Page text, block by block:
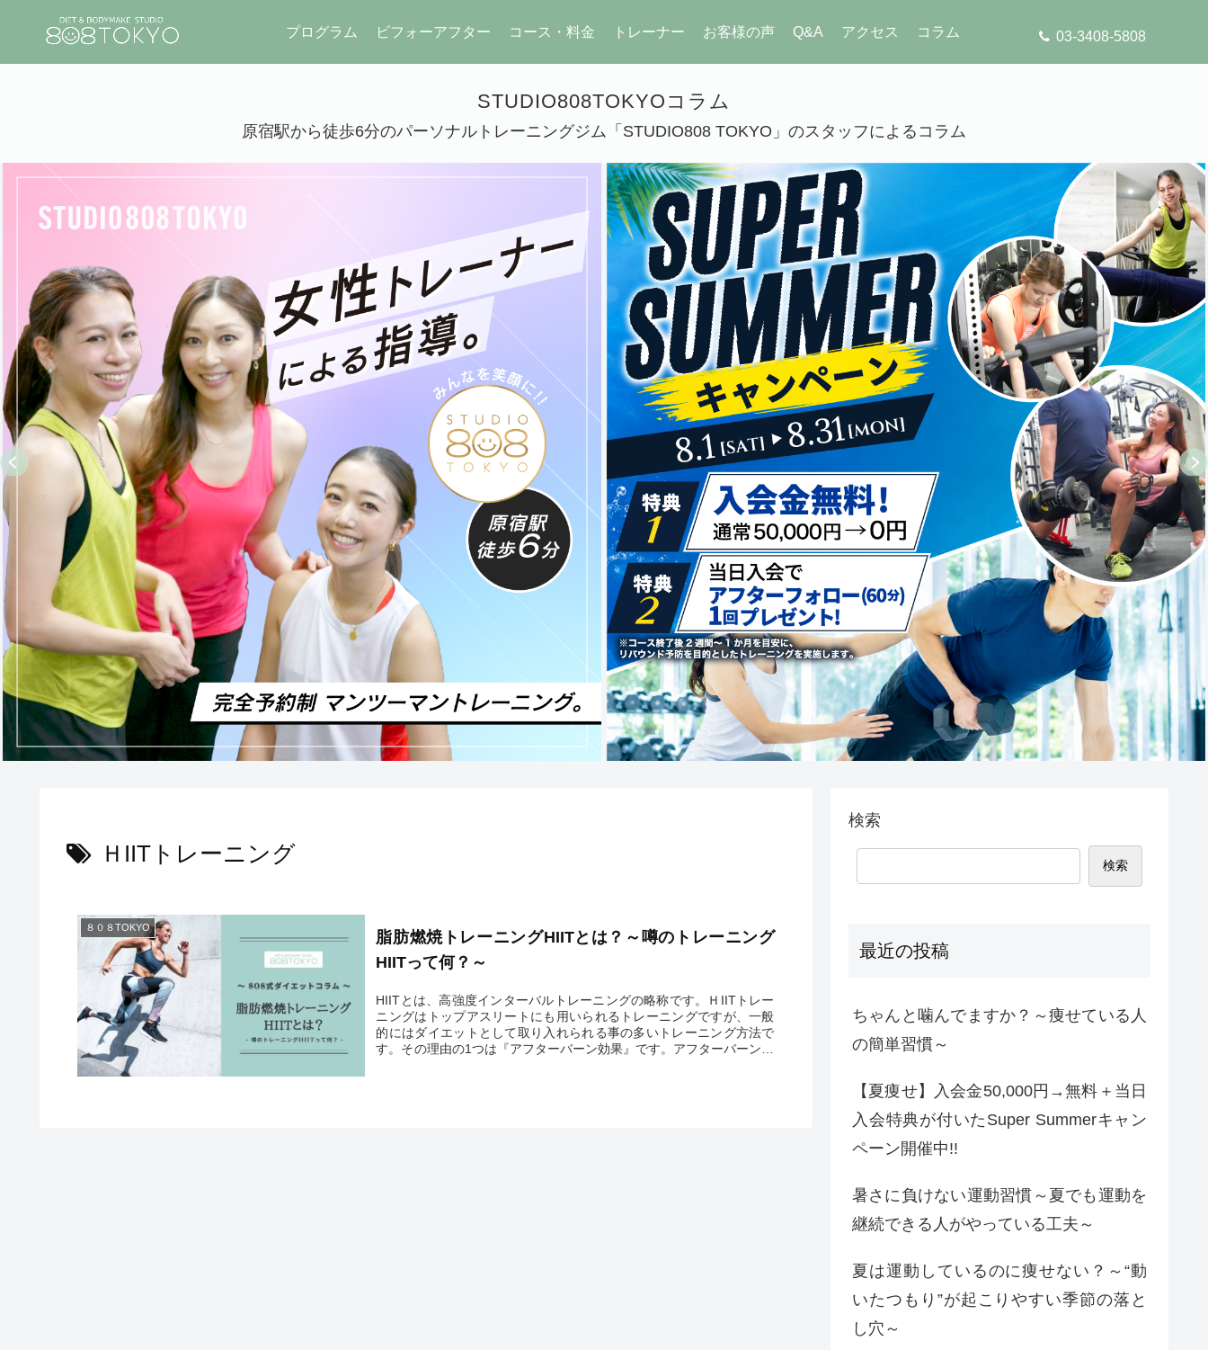
03-3408-5808
プログラム ビフォーアフター コース・料金 トレーナー お客様の声 Q&A アクセス コラム
STUDIO808TOKYOコラム
原宿駅から徒歩6分のパーソナルトレーニングジム「STUDIO808 TOKYO」のスタッフによるコラム
ＨIITトレーニング
８０８TOKYO
脂肪燃焼トレーニングHIITとは？～噂のトレーニング
HIITって何？～
HIITとは、高強度インターバルトレーニングの略称です。ＨIITトレー
ニングはトップアスリートにも用いられるトレーニングですが、一般
的にはダイエットとして取り入れられる事の多いトレーニング方法で
す。その理由の1つは『アフターバーン効果』です。アフターバーン効
検索
検索
最近の投稿
ちゃんと噛んでますか？～痩せている人
の簡単習慣～
【夏痩せ】入会金50,000円→無料＋当日
入会特典が付いたSuper Summerキャン
ペーン開催中!!
暑さに負けない運動習慣～夏でも運動を
継続できる人がやっている工夫～
夏は運動しているのに痩せない？～“動
いたつもり”が起こりやすい季節の落と
し穴～